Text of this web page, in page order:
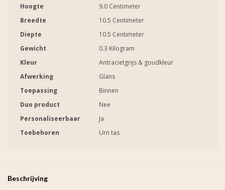
Hoogte
9.0 Centimeter
Breedte
10.5 Centimeter
Diepte
10.5 Centimeter
Gewicht
0.3 Kilogram
Kleur
Antracietgrijs & goudkleur
Afwerking
Glans
Toepassing
Binnen
Duo product
Nee
Personaliseerbaar
Ja
Toebehoren
Urn tas
Beschrijving